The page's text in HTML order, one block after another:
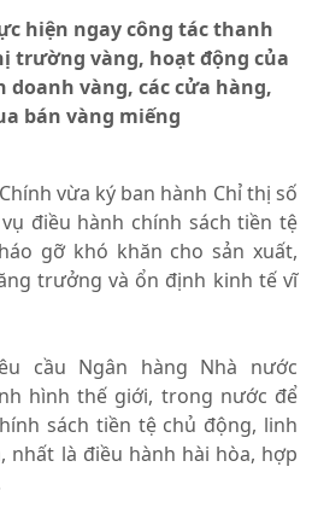
hiện ngay công tác thanh
trường vàng, hoạt động của
doanh vàng, các cửa hàng,
bán vàng miếng
vừa ký ban hành Chỉ thị số
điều hành chính sách tiền tệ
gỡ khó khăn cho sản xuất,
trưởng và ổn định kinh tế vĩ
cầu Ngân hàng Nhà nước
hình thế giới, trong nước để
sách tiền tệ chủ động, linh
nhất là điều hành hài hòa, hợp